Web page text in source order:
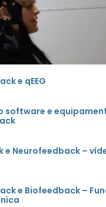
e qEEG
software e
e Neurofeedback –
e Biofeedback –